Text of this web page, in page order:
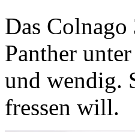
Das
Panther
und wendig.
fressen will.